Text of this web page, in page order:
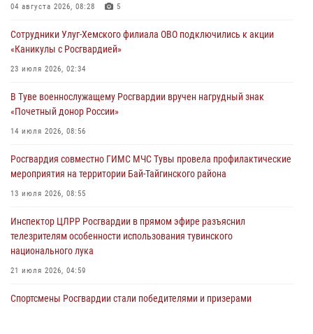
Сотрудники вневедомственной охраны приняли участие в акции
29 июля 2026, 09:41
26 сигналов «Тревога» с автотранспортов отработали экипажи
29 июля 2026, 08:37 1
В Туве офицер Росгвардии подвела итоги юбилейного личного
28 июля 2026, 07:48
04 августа 2026, 08:28 5
Сотрудники Улуг-Хемского филиала ОВО подключились к акции
«Каникулы с Росгвардией»
23 июля 2026, 02:34
В Туве военнослужащему Росгвардии вручен нагрудный знак
«Почетный донор России»
14 июля 2026, 08:56
Росгвардия совместно ГИМС МЧС Тувы провела профилактические
мероприятия на территории Бай-Тайгинского района
13 июля 2026, 08:55
Инспектор ЦЛРР Росгвардии в прямом эфире разъяснил
телезрителям особенности использования тувинского
национального лука
21 июля 2026, 04:59
Спортсмены Росгвардии стали победителями и призерами